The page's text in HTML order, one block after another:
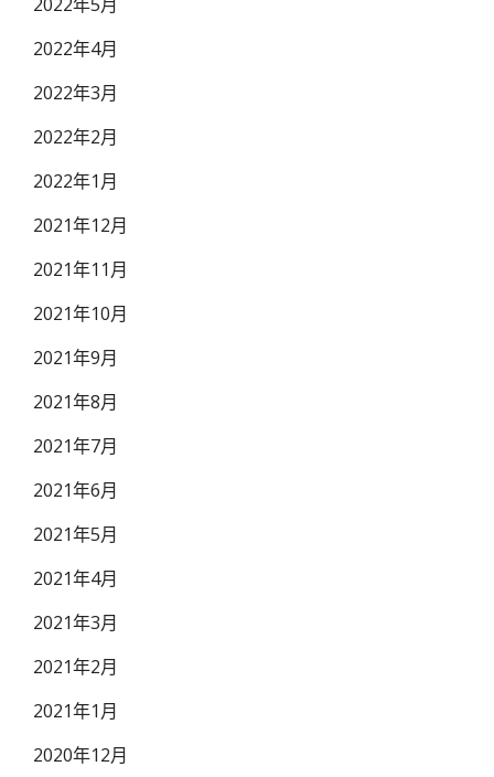
2022年4月
2022年3月
2022年2月
2022年1月
2021年12月
2021年11月
2021年10月
2021年9月
2021年8月
2021年7月
2021年6月
2021年5月
2021年4月
2021年3月
2021年2月
2021年1月
2020年12月